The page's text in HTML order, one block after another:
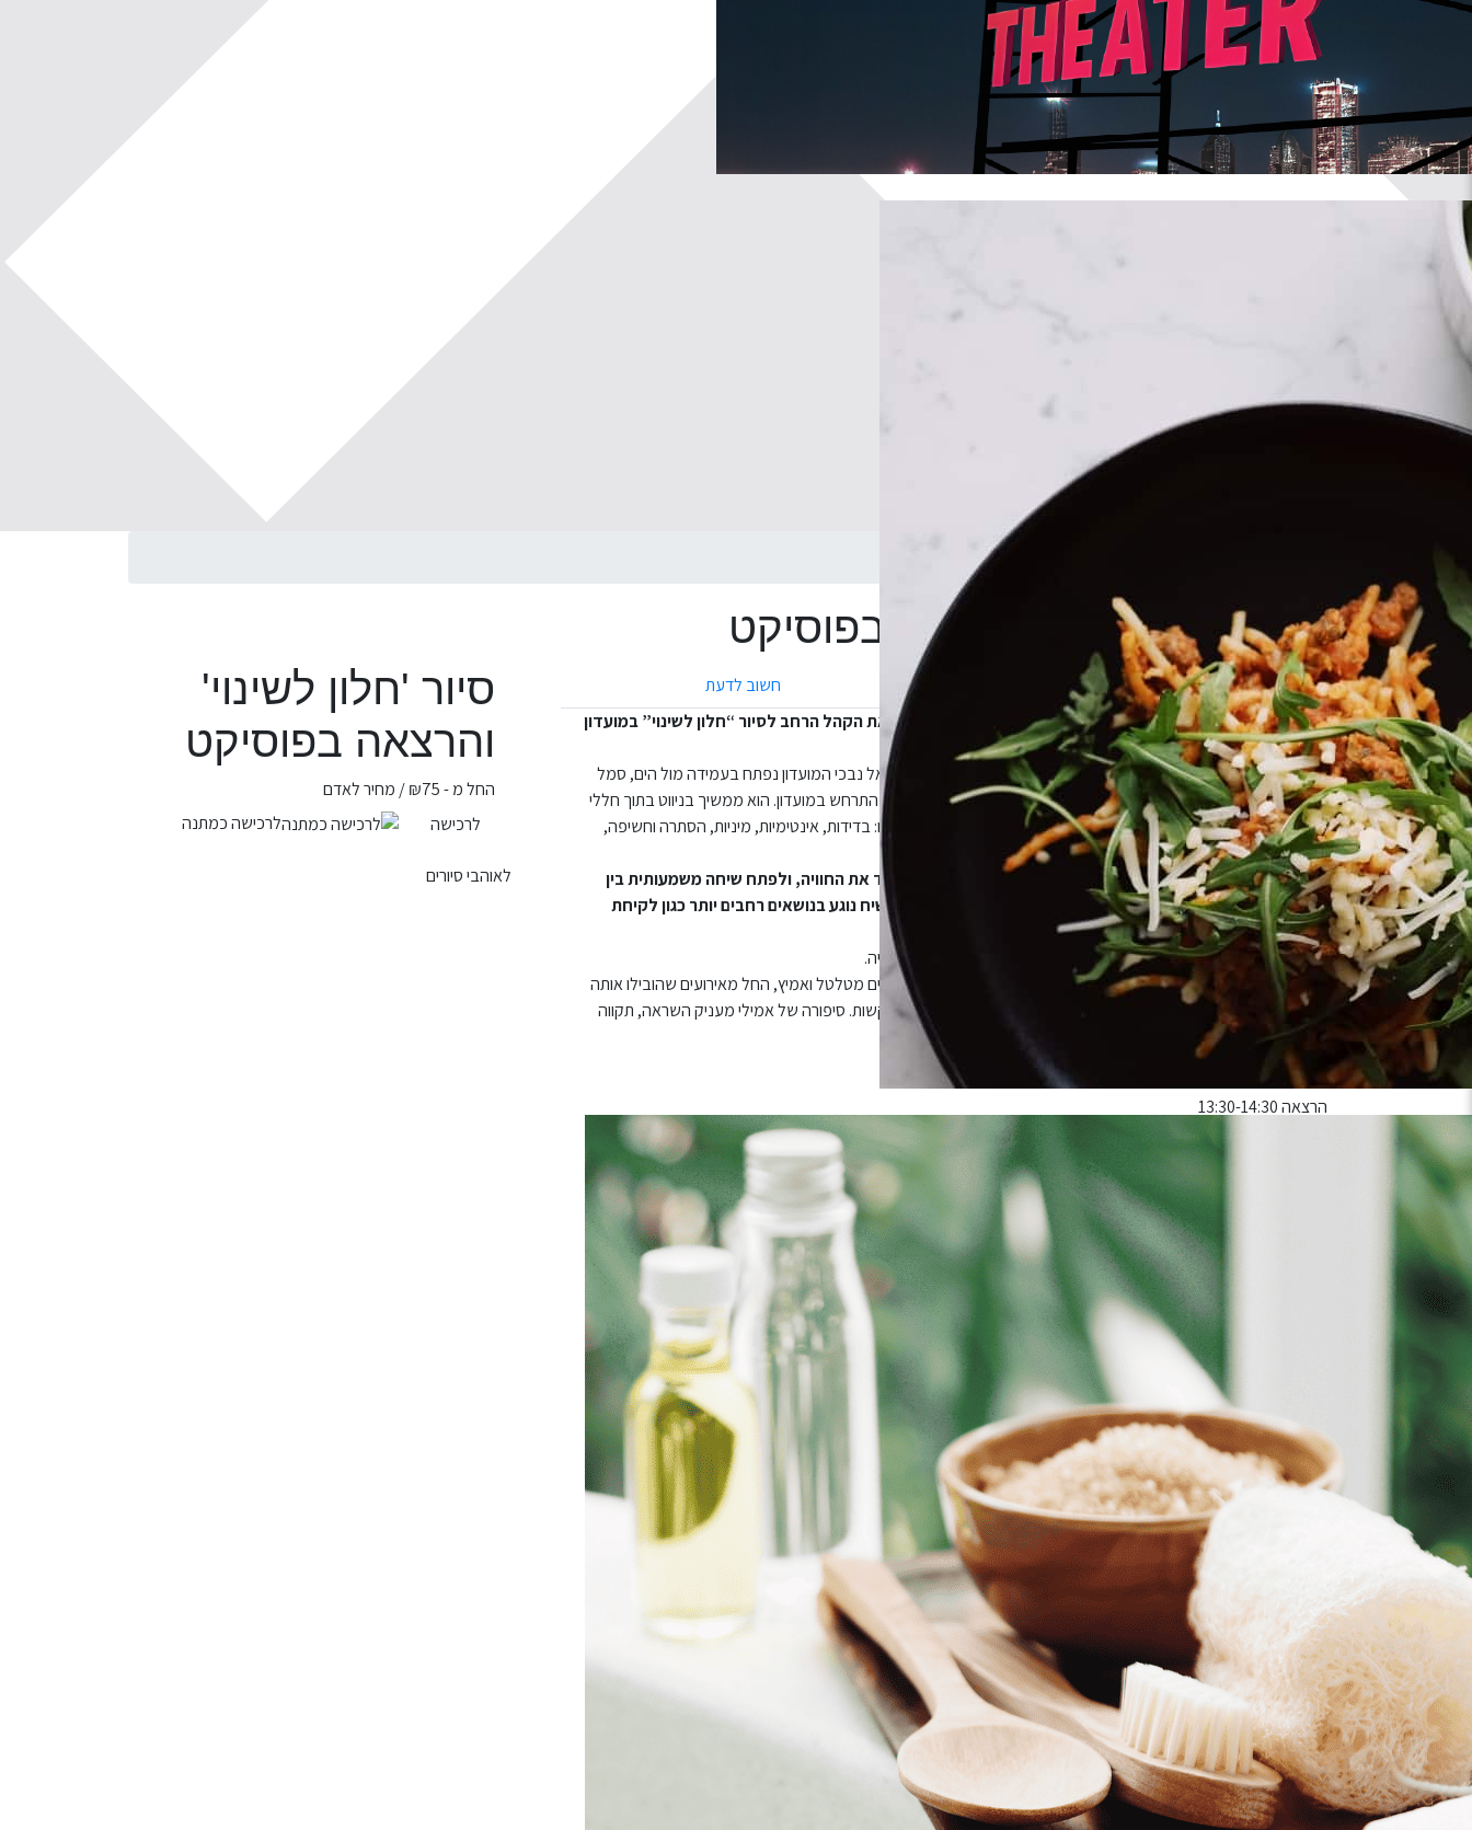
סיור 'חלון לשינוי' והרצאה בפוסיקט
סיור 'חלון לשינוי' והרצאה בפוסיקט
מה במיקס
חשוב לדעת
לכבוד היום הבינלאומי למאבק באלימות – המרחב החברתי מזמין את הקהל הרחב לסיור “חלון לשינוי” במועדון
הפוסיקט לשעבר–
להיפגש עם אחד המבנים הבולטים והמעניינים במרכז תל אביב. המסע אל נבכי המועדון נפתח בעמידה מול הים, סמל
החופש והמרחבים האינסופיים, שעומד בניגודיות כמעט מוחלטת לדיכוי שהתרחש במועדון. הוא ממשיך בניווט בתוך חללי
המבנה, שקל ללכת בהם לאיבוד, תוך כדי הצפה של נושאים אנושיים כמו: בדידות, אינטימיות, מיניות, הסתרה וחשיפה,
אחריות אישית וקולקטיבית.
בחלקו השני של הסיורנמשיך בשיחה עם מנחה המסייע לקבוצה לעבד את החוויה, ולפתח שיחה משמעותית בין
חבריה.מעבר לנושאים שהסיור מציף (עולם החשפנות והניצול המיני)
השיח נוגע בנושאים רחבים יותר כגון לקיחת
אחריות, מי אני מול החברה, וכיצד ניתן להוביל לשינוי חברתי.
השיח מותאם לקהלי יעד השונים, ומעלה דילמות רלוונטיות לגיל ולאוכלוסיה.
בסיום נתכנס להרצאת עדות אישית של “אמילי”
– החושפת סיפור חיים מטלטל ואמיץ, החל מאירועים שהובילו אותה
להיכנס לתעשיית המין, כלה בחוויות משם ועד צמיחה מתוך התמודדויות קשות. סיפורה של אמילי מעניק השראה, תקווה
ותובנות רבות.
סיור ועיבוד 12:00-13:30
הרצאה 13:30-14:30
כרטיס סיור 'חלון לשינוי' בפוסיקט והרצאה - המרחב החברתי
מחיר לאדם ₪75.00
סיור 'חלון לשינוי'
והרצאה בפוסיקט
החל מ - ₪75
/ מחיר לאדם
לרכישה
לרכישה כמתנה
לאוהבי סיורים